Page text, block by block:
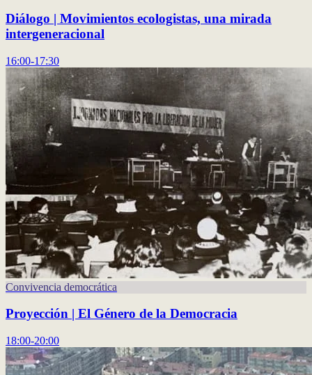
Diálogo | Movimientos ecologistas, una mirada
intergeneracional
16:00-17:30
Convivencia democrática
Proyección | El Género de la Democracia
18:00-20:00